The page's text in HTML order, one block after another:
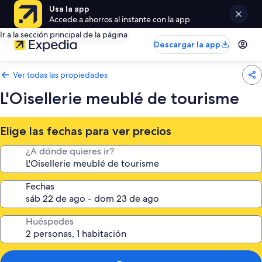
Usa la app
Accede a ahorros al instante con la app
Ir a la sección principal de la página
Descargar la app
Ver todas las propiedades
L'Oisellerie meublé de tourisme
Elige las fechas para ver precios
¿A dónde quieres ir?
Fechas
Huéspedes